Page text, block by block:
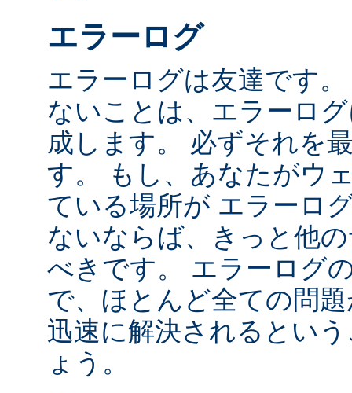
エラーログ
エラーログは友達です
ないことは、エラーロ
成します。 必ずそれを
す。 もし、あなたがウ
ている場所が エラーロ
ないならば、きっと他
べきです。 エラーログ
で、ほとんど全ての問
迅速に解決されるとい
ょう。